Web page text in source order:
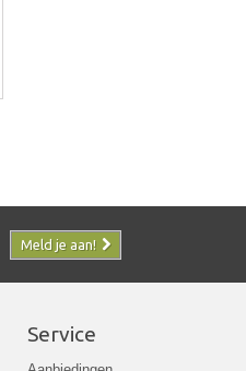
Meld je aan!
Service